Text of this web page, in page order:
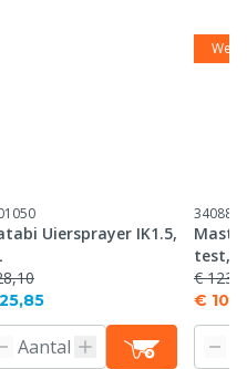
Uiersprayer IK1.5,
Web
3408801
test,
€
€